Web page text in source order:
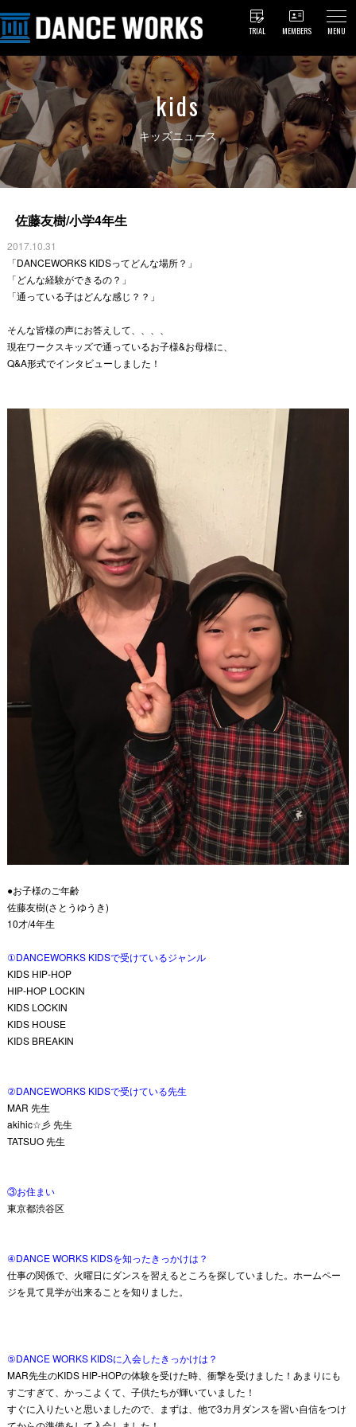
TRIAL MEMBERS MENU
kids
キッズニュース
佐藤友樹/小学4年生
2017.10.31
「DANCEWORKS KIDSってどんな場所？」
「どんな経験ができるの？」
「通っている子はどんな感じ？？」
そんな皆様の声にお答えして、、、、
現在ワークスキッズで通っているお子様&お母様に、
Q&A形式でインタビューしました！
●お子様のご年齢
佐藤友樹(さとうゆうき)
10才/4年生
①DANCEWORKS KIDSで受けているジャンル
KIDS HIP-HOP
HIP-HOP LOCKIN
KIDS LOCKIN
KIDS HOUSE
KIDS BREAKIN
②DANCEWORKS KIDSで受けている先生
MAR 先生
akihic☆彡 先生
TATSUO 先生
③お住まい
東京都渋谷区
④DANCE WORKS KIDSを知ったきっかけは？
仕事の関係で、火曜日にダンスを習えるところを探していました。ホームペー
ジを見て見学が出来ることを知りました。
⑤DANCE WORKS KIDSに入会したきっかけは？
MAR先生のKIDS HIP-HOPの体験を受けた時、衝撃を受けました！あまりにも
すごすぎて、かっこよくて、子供たちが輝いていました！
すぐに入りたいと思いましたので、まずは、他で3カ月ダンスを習い自信をつけ